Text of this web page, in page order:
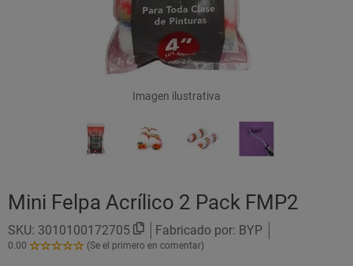
Imagen ilustrativa
Mini Felpa Acrílico 2 Pack FMP2
SKU: 3010100172705 Fabricado por: BYP
0.00
0.00
(Se el primero en comentar)